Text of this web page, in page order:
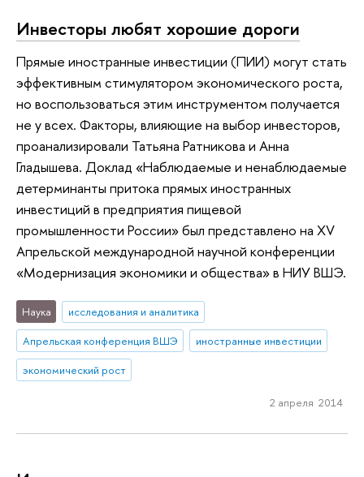
Инвесторы любят хорошие дороги
Прямые иностранные инвестиции (ПИИ) могут стать
эффективным стимулятором экономического роста,
но воспользоваться этим инструментом получается
не у всех. Факторы, влияющие на выбор инвесторов,
проанализировали Татьяна Ратникова и Анна
Гладышева. Доклад «Наблюдаемые и ненаблюдаемые
детерминанты притока прямых иностранных
инвестиций в предприятия пищевой
промышленности России» был представлено на XV
Апрельской международной научной конференции
«Модернизация экономики и общества» в НИУ ВШЭ.
Наука
исследования и аналитика
Апрельская конференция ВШЭ
иностранные инвестиции
экономический рост
2 апреля 2014